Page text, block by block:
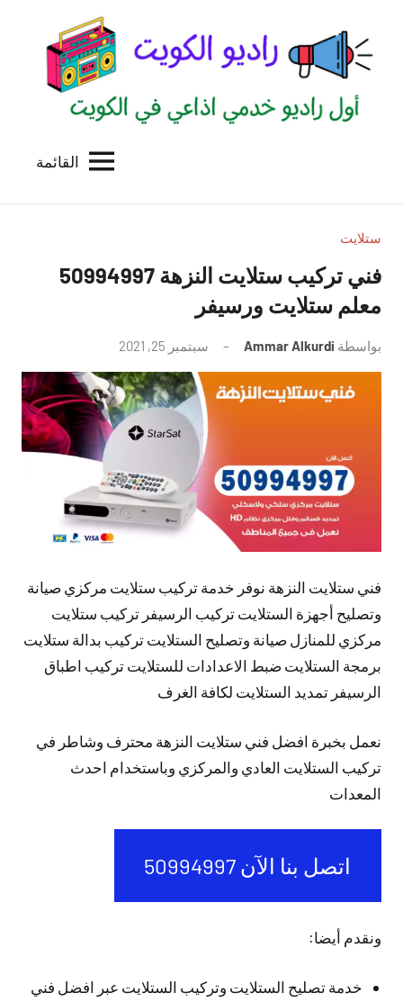
المحتوى
الكويت
للاعلانات
بالكويت
القائمة
ستلايت
فني تركيب ستلايت النزهة 50994997
معلم ستلايت ورسيفر
بواسطة Ammar Alkurdi سبتمبر 25, 2021
توجد
تعليقات
فني ستلايت النزهة نوفر خدمة تركيب ستلايت مركزي صيانة
وتصليح أجهزة الستلايت تركيب الرسيفر تركيب ستلايت
مركزي للمنازل صيانة وتصليح الستلايت تركيب بدالة ستلايت
برمجة الستلايت ضبط الاعدادات للستلايت تركيب اطباق
الرسيفر تمديد الستلايت لكافة الغرف
نعمل بخبرة افضل فني ستلايت النزهة محترف وشاطر في
تركيب الستلايت العادي والمركزي وباستخدام احدث
المعدات
اتصل بنا الآن 50994997
ونقدم أيضا:
خدمة تصليح الستلايت وتركيب الستلايت عبر افضل فني